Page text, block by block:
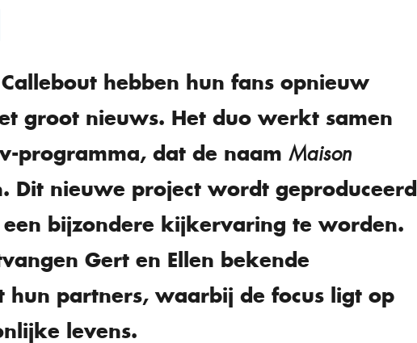
hebben hun fans opnieuw
groot nieuws. Het duo werkt samen
programma, dat de naam Maison
Dit nieuwe project wordt geproduceerd
bijzondere kijkervaring te worden.
Gert en Ellen bekende
hun partners, waarbij de focus ligt op
levens.